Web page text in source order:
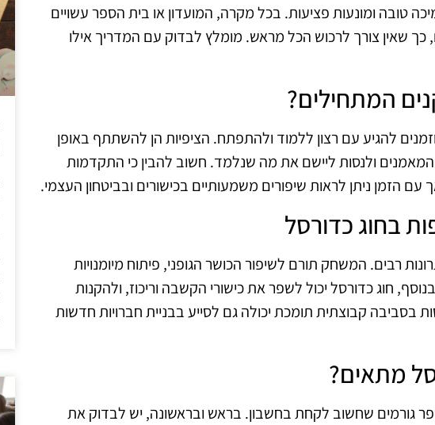
טובה ומונעות פציעות. בכל מקרה, המועדון או בית הספר עשויים
כך שאין צורך לרכוש הכל מראש. מומלץ לבדוק עם המדריך אילו
המתחילים?
להגיע עם רצון ללמוד ולהתפתח. הציפיות הן להשתתף באופן
המאמנים ולנסות ליישם את מה שנלמד. חשוב להבין כי התקדמות
הזמן ניתן לראות שיפורים משמעותיים בכישורים ובביטחון העצמי.
בחוג כדורסל
רבים. המשחק תורם לשיפור הכושר הגופני, פיתוח מיומנויות
חוג כדורסל יכול לשפר את כישורי הקשבה וריכוז, ולהקנות
בסביבה קבוצתית תומכת יכולה גם לסייע בבניית חברויות חדשות
מתאים?
גורמים שחשוב לקחת בחשבון. בראש ובראשונה, יש לבדוק את